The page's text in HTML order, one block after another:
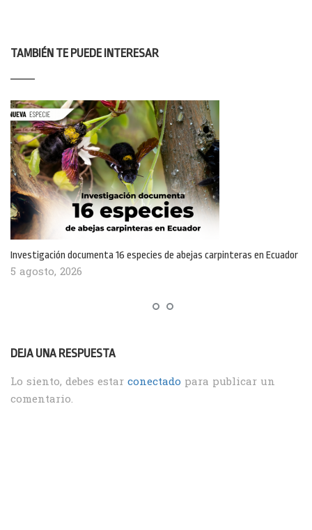
TAMBIÉN TE PUEDE INTERESAR
Investigación documenta 16 especies de abejas carpinteras en Ecuador
5 agosto, 2026
DEJA UNA RESPUESTA
Lo siento, debes estar conectado para publicar un
comentario.